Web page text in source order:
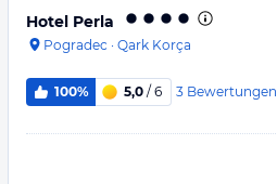
Hotel Perla
Pogradec · Qark Korça
100% 5,0 / 6 3 Bewertungen